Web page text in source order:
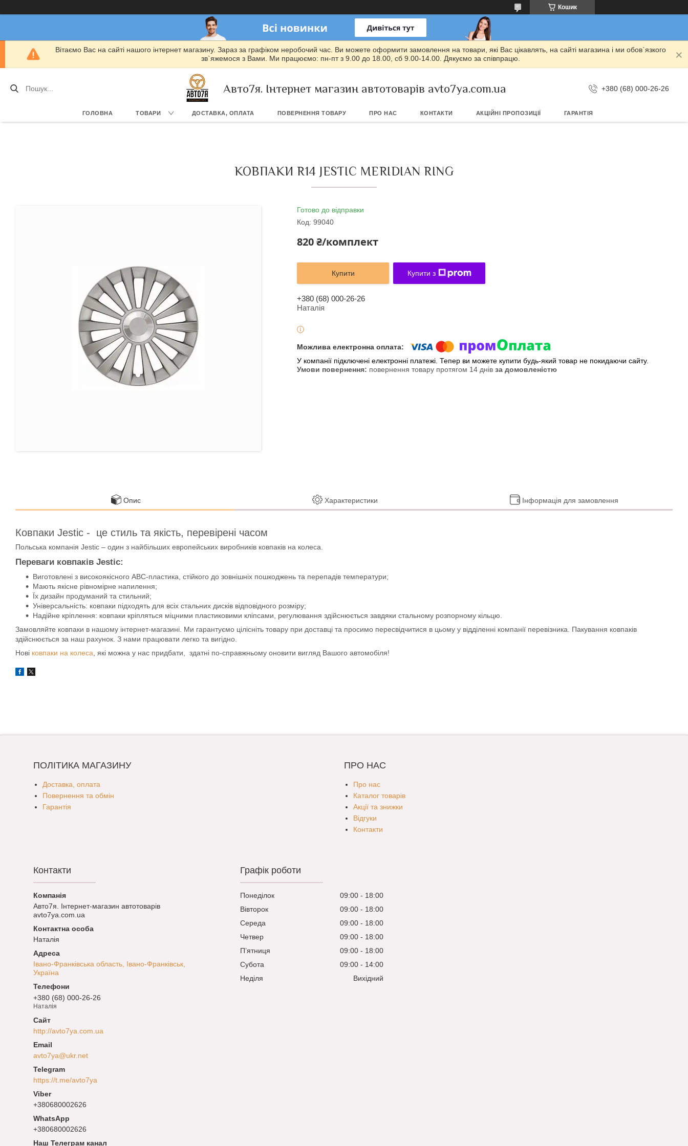
Кошик
Вітаємо Вас на сайті нашого інтернет магазину. Зараз за графіком неробочий час. Ви можете оформити замовлення на товари, які Вас цікавлять, на сайті магазина і ми обов`язкого
зв`яжемося з Вами. Ми працюємо: пн-пт з 9.00 до 18.00, сб 9.00-14.00. Дякуємо за співпрацю.
Авто7я. Інтернет магазин автотоварів avto7ya.com.ua +380 (68) 000-26-26
ГОЛОВНА ТОВАРИ ДОСТАВКА, ОПЛАТА ПОВЕРНЕННЯ ТОВАРУ ПРО НАС КОНТАКТИ АКЦІЙНІ ПРОПОЗИЦІЇ ГАРАНТІЯ
КОВПАКИ R14 JESTIC MERIDIAN RING
Готово до відправки
Код: 99040
820 ₴/комплект
Купити Купити з
+380 (68) 000-26-26
Наталія
У компанії підключені електронні платежі. Тепер ви можете купити будь-який товар не покидаючи сайту.
повернення товару протягом 14 днів за домовленістю
Опис Характеристики Інформація для замовлення
Ковпаки Jestic - це стиль та якість, перевірені часом
Польська компанія Jestic – один з найбільших европейських виробників ковпаків на колеса.
Переваги ковпаків Jestic:
Виготовлені з високоякісного АВС-пластика, стійкого до зовнішніх пошкоджень та перепадів температури;
Мають якісне рівномірне напилення;
Їх дизайн продуманий та стильний;
Універсальність: ковпаки підходять для всіх стальних дисків відповідного розміру;
Надійне кріплення: ковпаки кріпляться міцними пластиковими кліпсами, регулювання здійснюється завдяки стальному розпорному кільцю.
Замовляйте ковпаки в нашому інтернет-магазині. Ми гарантуємо цілісніть товару при доставці та просимо пересвідчитися в цьому у відділенні компанії перевізника. Пакування ковпаків
здійснюється за наш рахунок. З нами працювати легко та вигідно.
Нові ковпаки на колеса , які можна у нас придбати, здатні по-справжньому оновити вигляд Вашого автомобіля!
ПОЛІТИКА МАГАЗИНУ
Доставка, оплата
Повернення та обмін
Гарантія
ПРО НАС
Про нас
Каталог товарів
Акції та знижки
Відгуки
Контакти
Контакти
Авто7я. Інтернет-магазин автотоварів
avto7ya.com.ua
Наталія
Івано-Франківська область, Івано-Франківськ,
Україна
+380 (68) 000-26-26
Наталія
http://avto7ya.com.ua
avto7ya@ukr.net
https://t.me/avto7ya
+380680002626
+380680002626
Наш Телеграм канал
Графік роботи
Понеділок 09:00
18:00
Вівторок
09:00
18:00
Середа
09:00
18:00
Четвер
09:00
18:00
Пʼятниця
09:00
18:00
Субота
09:00
14:00
Неділя
Вихідний